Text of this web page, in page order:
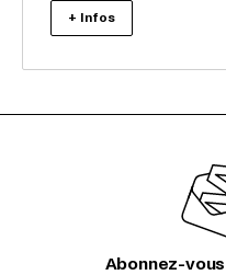
+ Infos
Abonnez-